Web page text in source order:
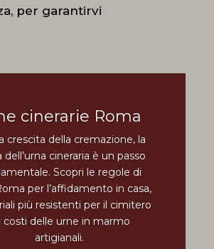
per garantirvi
cinerarie Roma
crescita della cremazione, la
dell’urna cineraria è un passo
Scopri le regole di
per l’affidamento in casa,
più resistenti per il cimitero
costi delle urne in marmo
artigianali.